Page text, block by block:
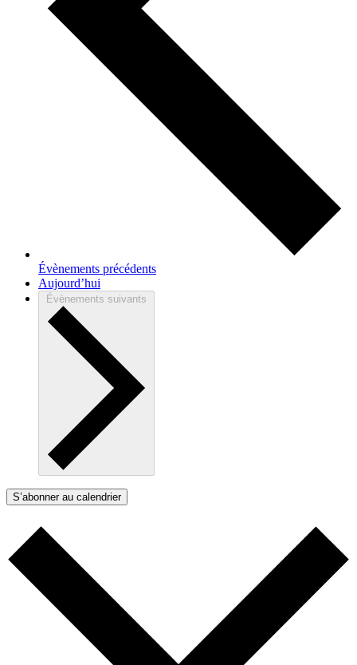
Évènements précédents
Aujourd’hui
Évènements suivants
S’abonner au calendrier